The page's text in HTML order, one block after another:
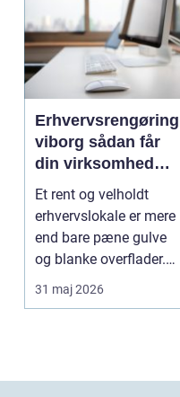
Erhvervsrengøring
viborg sådan får
din virksomhed
mere tid og bedre
arbejdsmiljø
Et rent og velholdt
erhvervslokale er mere
end bare pæne gulve
og blanke overflader.
Rengøringen påv...
31 maj 2026